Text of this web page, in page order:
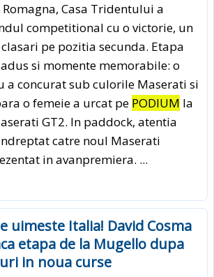
Casa Tridentului a
competitional cu o victorie, un
pe pozitia secunda. Etapa
si momente memorabile: o
a concurat sub culorile Maserati si
o femeie a urcat pe PODIUM la
GT2. In paddock, atentia
catre noul Maserati
in avanpremiera. ...
uimeste Italia! David Cosma
etapa de la Mugello dupa
uri in noua curse